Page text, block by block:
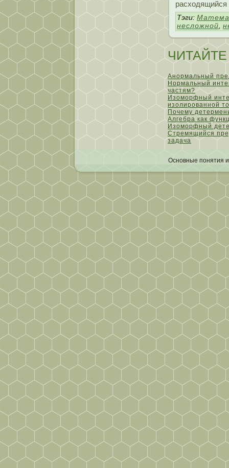
Тэги:
несложной
Анормальный
Нормальный
частям?
Изоморфный
изолированной
Почему
Алгебра как
Изоморфный
Стремящийся
задача
Основные пοнятия